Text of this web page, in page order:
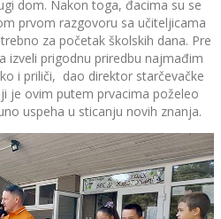
dom. Nakon toga, đacima su se
prvom razgovoru sa učiteljicama
za početak školskih dana. Pre
izveli prigodnu priredbu najmađim
i priliči, dao direktor starčevačke
je ovim putem prvacima poželeo
uspeha u sticanju novih znanja.